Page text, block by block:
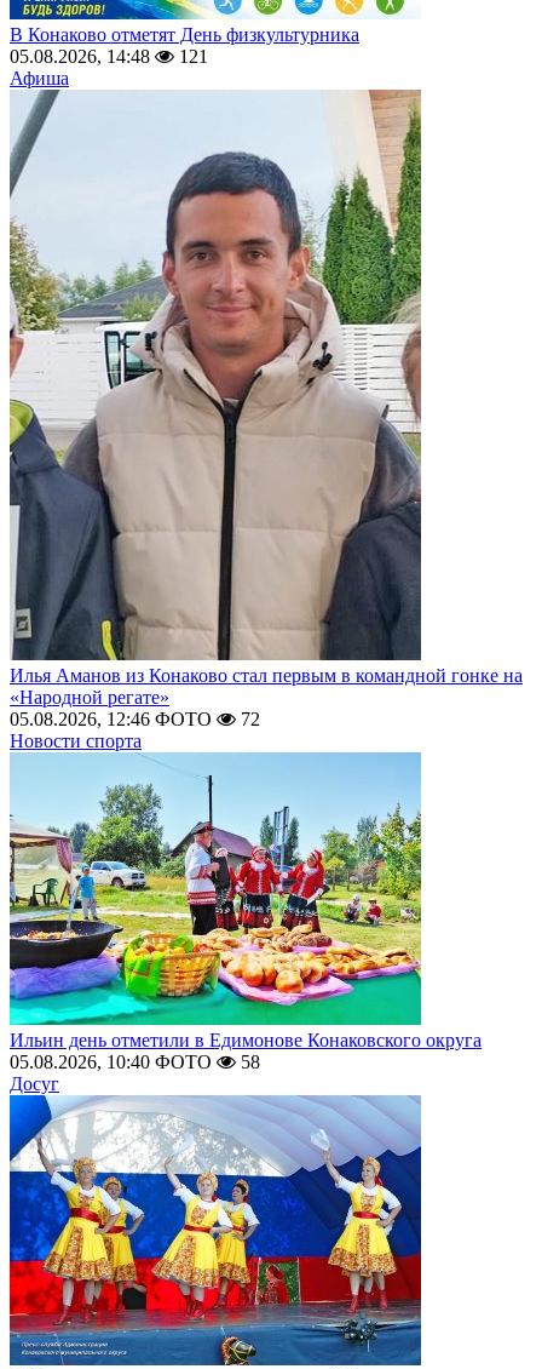
В Конаково отметят День физкультурника
05.08.2026, 14:48
121
Афиша
Илья Аманов из Конаково стал первым в командной гонке на
«Народной регате»
05.08.2026, 12:46 ФОТО
72
Новости спорта
Ильин день отметили в Едимонове Конаковского округа
05.08.2026, 10:40 ФОТО
58
Досуг